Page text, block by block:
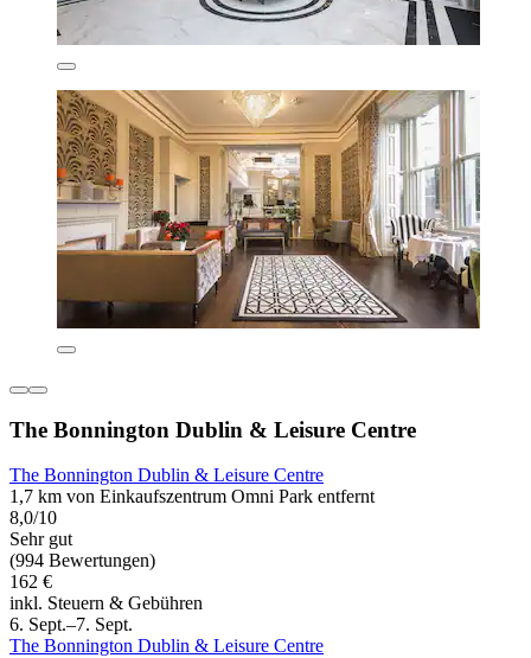
The Bonnington Dublin & Leisure Centre
The Bonnington Dublin & Leisure Centre
1,7 km von Einkaufszentrum Omni Park entfernt
8,0/10
Sehr gut
(994 Bewertungen)
162 €
inkl. Steuern & Gebühren
6. Sept.–7. Sept.
The Bonnington Dublin & Leisure Centre